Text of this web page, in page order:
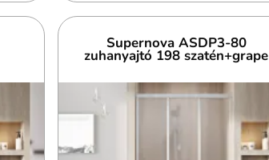
Supernova ASDP3-80
zuhanyajtó 198 szatén+grape